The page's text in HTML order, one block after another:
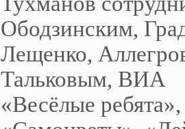
Ободзинским,
Лещенко,
Тальковым, ВИА
«Весёлые ребята»,